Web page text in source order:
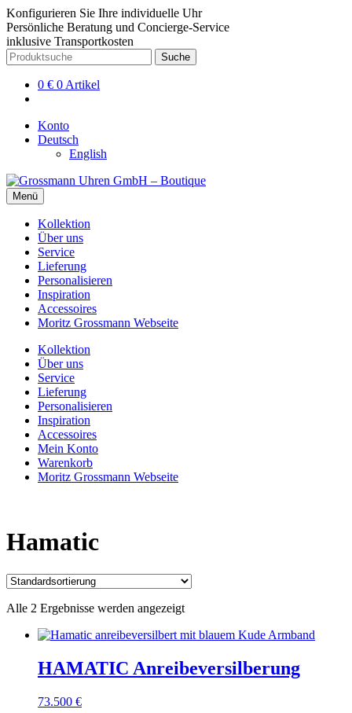
Konfigurieren Sie Ihre individuelle Uhr
Persönliche Beratung und Concierge-Service
inklusive Transportkosten
Zur
Navigation
springen
Zum
Inhalt
springen
Suche
nach:
Suche
0 € 0 Artikel
Konto
Deutsch
English
Menü
Kollektion
Über uns
Service
Lieferung
Personalisieren
Inspiration
Accessoires
Moritz Grossmann Webseite
Kollektion
Über uns
Service
Lieferung
Personalisieren
Inspiration
Accessoires
Mein Konto
Warenkorb
Moritz Grossmann Webseite
Hamatic
Alle 2 Ergebnisse werden angezeigt
HAMATIC Anreibeversilberung
73.500 €